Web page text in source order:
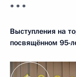
* * *
Выступления на
посвящённом 95-